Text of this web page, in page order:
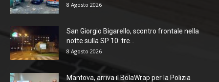
8 Agosto 2026
San Giorgio Bigarello, scontro frontale nella
notte sulla SP 10: tre...
8 Agosto 2026
Mantova, arriva il BolaWrap per la Polizia